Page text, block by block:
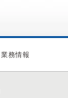
業務情報